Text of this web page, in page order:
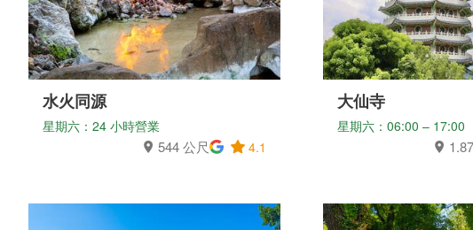
水火同源
星期六：24 小時營業
544 公尺 4.1
大仙寺
星期六：06:00 – 17:00